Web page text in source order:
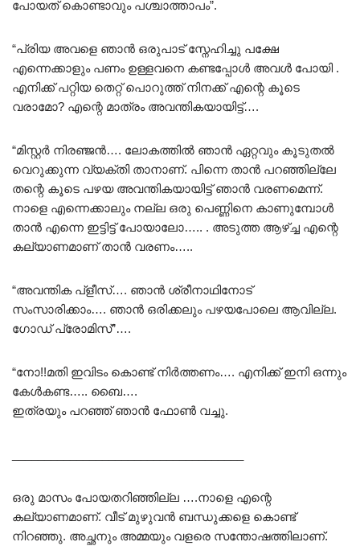
പോയത് കൊണ്ടാവും പശ്ചാത്താപം”.
“പ്രിയ അവളെ ഞാൻ ഒരുപാട് സ്നേഹിച്ചു പക്ഷേ
എന്നെക്കാളും പണം ഉള്ളവനെ കണ്ടപ്പോൾ അവൾ പോയി .
എനിക്ക് പറ്റിയ തെറ്റ് പൊറുത്ത് നിനക്ക് എന്റെ കൂടെ
വരാമോ? എന്റെ മാത്രം അവന്തികയായിട്ട്….
“മിസ്റ്റർ നിരഞ്ജൻ…. ലോകത്തിൽ ഞാൻ ഏറ്റവും കൂടുതൽ
വെറുക്കുന്ന വ്യക്തി താനാണ്. പിന്നെ താൻ പറഞ്ഞില്ലേ
തന്റെ കൂടെ പഴയ അവന്തികയായിട്ട് ഞാൻ വരണമെന്ന്.
നാളെ എന്നെക്കാലും നല്ല ഒരു പെണ്ണിനെ കാണുമ്പോൾ
താൻ എന്നെ ഇട്ടിട്ട് പോയാലോ….. . അടുത്ത ആഴ്ച്ച എന്റെ
കല്യാണമാണ് താൻ വരണം…..
“അവന്തിക പ്ളീസ്…. ഞാൻ ശ്രീനാഥിനോട്
സംസാരിക്കാം…. ഞാൻ ഒരിക്കലും പഴയപോലെ ആവില്ല.
ഗോഡ് പ്രോമിസ്”….
“നോ!!മതി ഇവിടം കൊണ്ട് നിർത്തണം…. എനിക്ക് ഇനി ഒന്നും
കേൾകണ്ട….. ബൈ….
ഇത്രയും പറഞ്ഞ് ഞാൻ ഫോൺ വച്ചു.
ഒരു മാസം പോയതറിഞ്ഞില്ല ….നാളെ എന്റെ
കല്യാണമാണ്. വീട് മുഴുവൻ ബന്ധുക്കളെ കൊണ്ട്
നിറഞ്ഞു. അച്ഛനും അമ്മയും വളരെ സന്തോഷത്തിലാണ്.